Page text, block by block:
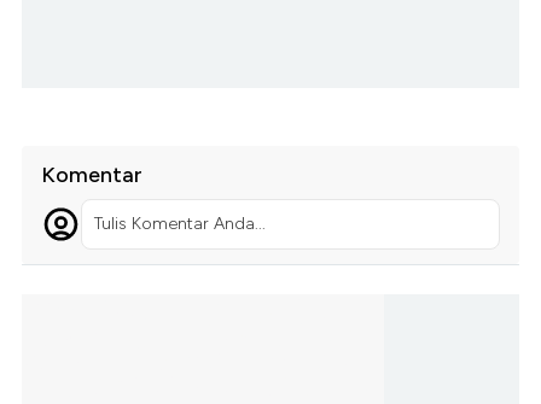
Komentar
Tulis Komentar Anda...